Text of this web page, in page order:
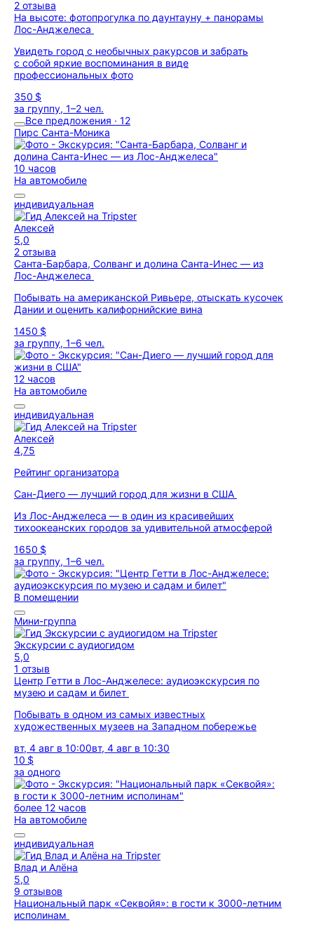
2 отзыва
На высоте: фотопрогулка по даунтауну + панорамы
Лос-Анджелеса
Увидеть город с необычных ракурсов и забрать
с собой яркие воспоминания в виде
профессиональных фото
350 $
за группу, 1–2 чел.
Все предложения · 12
Пирс Санта-Моника
10 часов
На автомобиле
индивидуальная
Алексей
5,0
2 отзыва
Санта-Барбара, Солванг и долина Санта-Инес — из
Лос-Анджелеса
Побывать на американской Ривьере, отыскать кусочек
Дании и оценить калифорнийские вина
1450 $
за группу, 1–6 чел.
12 часов
На автомобиле
индивидуальная
Алексей
4,75
Рейтинг организатора
Сан-Диего — лучший город для жизни в США
Из Лос-Анджелеса — в один из красивейших
тихоокеанских городов за удивительной атмосферой
1650 $
за группу, 1–6 чел.
В помещении
Мини-группа
Экскурсии с аудиогидом
5,0
1 отзыв
Центр Гетти в Лос-Анджелесе: аудиоэкскурсия по
музею и садам и билет
Побывать в одном из самых известных
художественных музеев на Западном побережье
вт, 4 авг в 10:00вт, 4 авг в 10:30
10 $
за одного
более 12 часов
На автомобиле
индивидуальная
Влад и Алёна
5,0
9 отзывов
Национальный парк «Секвойя»: в гости к 3000-летним
исполинам